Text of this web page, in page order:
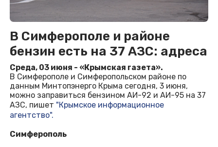
В Симферополе и районе
бензин есть на 37 АЗС: адреса
Среда, 03 июня - «Крымская газета».
В Симферополе и Симферопольском районе по
данным Минтопэнерго Крыма сегодня, 3 июня,
можно заправиться бензином АИ-92 и АИ-95 на 37
АЗС, пишет "Крымское информационное
агентство".
Симферополь